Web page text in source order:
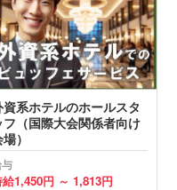
資系ホテルのホールスタ
フ（国際大会関係者向け
）
1,450円 ～ 1,813円